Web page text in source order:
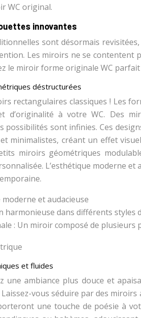
WC original.
innovantes
sont désormais
Les miroirs ne se contentent
le miroir forme originale WC
déstructurées
rectangulaires classiques ! Les
d’originalité à votre WC. Des
possibilités sont infinies. Ces
minimalistes, créant un effet
miroirs géométriques
L’esthétique moderne
et audacieuse
harmonieuse dans différents styles
: Un miroir composé de
et fluides
une ambiance plus douce et
vous séduire par des
une touche de poésie à